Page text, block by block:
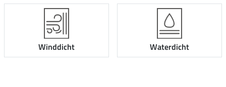
Winddicht Waterdicht